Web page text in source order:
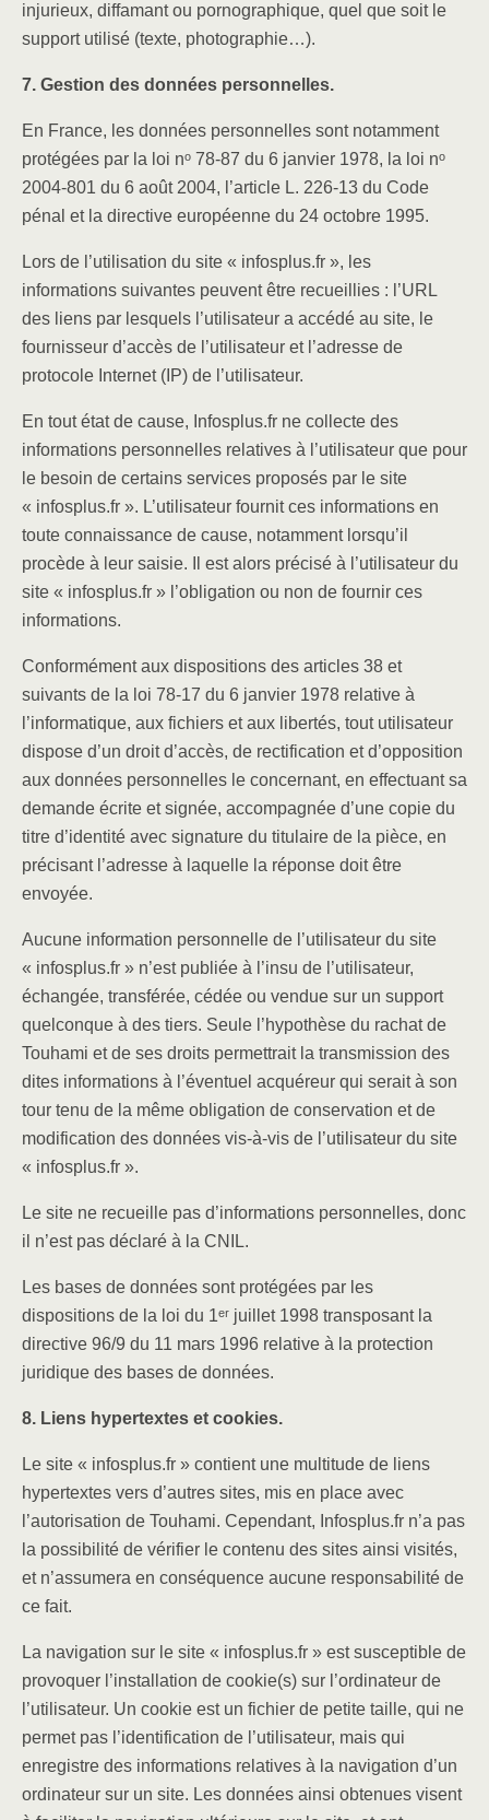
injurieux, diffamant ou pornographique, quel que soit le
support utilisé (texte, photographie…).
7. Gestion des données personnelles.
En France, les données personnelles sont notamment
protégées par la loi nᵒ 78-87 du 6 janvier 1978, la loi nᵒ
2004-801 du 6 août 2004, l’article L. 226-13 du Code
pénal et la directive européenne du 24 octobre 1995.
Lors de l’utilisation du site « infosplus.fr », les
informations suivantes peuvent être recueillies : l’URL
des liens par lesquels l’utilisateur a accédé au site, le
fournisseur d’accès de l’utilisateur et l’adresse de
protocole Internet (IP) de l’utilisateur.
En tout état de cause, Infosplus.fr ne collecte des
informations personnelles relatives à l’utilisateur que pour
le besoin de certains services proposés par le site
« infosplus.fr ». L’utilisateur fournit ces informations en
toute connaissance de cause, notamment lorsqu’il
procède à leur saisie. Il est alors précisé à l’utilisateur du
site « infosplus.fr » l’obligation ou non de fournir ces
informations.
Conformément aux dispositions des articles 38 et
suivants de la loi 78-17 du 6 janvier 1978 relative à
l’informatique, aux fichiers et aux libertés, tout utilisateur
dispose d’un droit d’accès, de rectification et d’opposition
aux données personnelles le concernant, en effectuant sa
demande écrite et signée, accompagnée d’une copie du
titre d’identité avec signature du titulaire de la pièce, en
précisant l’adresse à laquelle la réponse doit être
envoyée.
Aucune information personnelle de l’utilisateur du site
« infosplus.fr » n’est publiée à l’insu de l’utilisateur,
échangée, transférée, cédée ou vendue sur un support
quelconque à des tiers. Seule l’hypothèse du rachat de
Touhami et de ses droits permettrait la transmission des
dites informations à l’éventuel acquéreur qui serait à son
tour tenu de la même obligation de conservation et de
modification des données vis-à-vis de l’utilisateur du site
« infosplus.fr ».
Le site ne recueille pas d’informations personnelles, donc
il n’est pas déclaré à la CNIL.
Les bases de données sont protégées par les
dispositions de la loi du 1ᵉʳ juillet 1998 transposant la
directive 96/9 du 11 mars 1996 relative à la protection
juridique des bases de données.
8. Liens hypertextes et cookies.
Le site « infosplus.fr » contient une multitude de liens
hypertextes vers d’autres sites, mis en place avec
l’autorisation de Touhami. Cependant, Infosplus.fr n’a pas
la possibilité de vérifier le contenu des sites ainsi visités,
et n’assumera en conséquence aucune responsabilité de
ce fait.
La navigation sur le site « infosplus.fr » est susceptible de
provoquer l’installation de cookie(s) sur l’ordinateur de
l’utilisateur. Un cookie est un fichier de petite taille, qui ne
permet pas l’identification de l’utilisateur, mais qui
enregistre des informations relatives à la navigation d’un
ordinateur sur un site. Les données ainsi obtenues visent